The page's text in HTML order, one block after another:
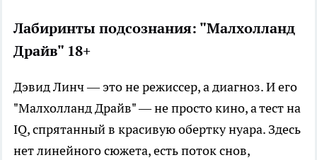
Лабиринты подсознания: "Малхолланд
Драйв" 18+
Дэвид Линч — это не режиссер, а диагноз. И его
"Малхолланд Драйв" — не просто кино, а тест на
IQ, спрятанный в красивую обертку нуара. Здесь
нет линейного сюжета, есть поток снов,